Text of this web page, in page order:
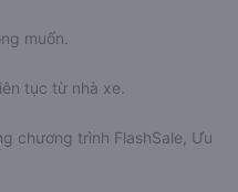
muốn.
tục từ nhà xe.
chương trình FlashSale, Ưu